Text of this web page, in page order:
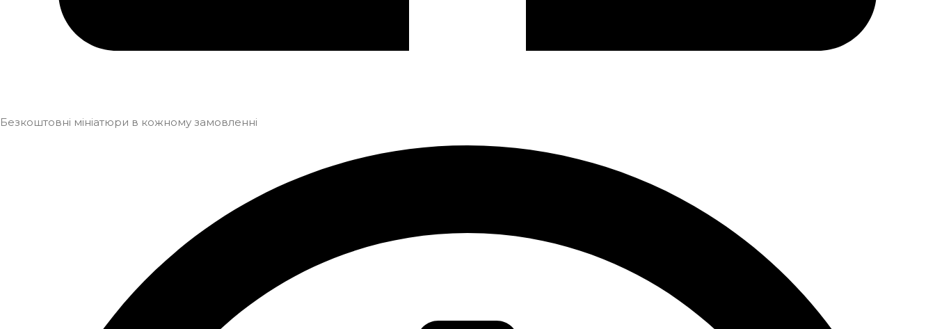
Безкоштовні мініатюри в кожному замовленні